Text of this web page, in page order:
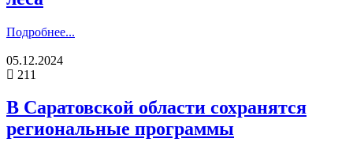
Подробнее...
05.12.2024
211
В Саратовской области сохранятся
региональные программы